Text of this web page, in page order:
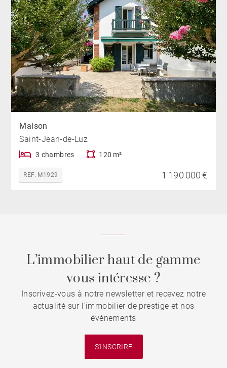
Maison
Saint-Jean-de-Luz
3 chambres 120 m²
REF. M1929 1 190 000 €
L’immobilier haut de gamme
vous intéresse ?
Inscrivez-vous à notre newsletter et recevez notre
actualité sur l'immobilier de prestige et nos
événements
S'INSCRIRE